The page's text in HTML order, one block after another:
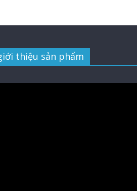
thiệu sản phẩm